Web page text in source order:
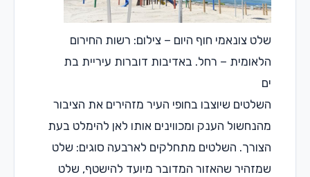
שלט צונאמי חוף היום – צילום: רשות החירום
הלאומית – רחל. באדיבות דוברות עיריית בת
השלטים שיוצבו בחופי העיר מזהירים את הציבור
מהנחשול הענק ומכווינים אותו לאן להימלט בעת
הצורך. השלטים מתחלקים לארבעה סוגים: שלט
שמזהיר שהאזור המדובר מיועד להישטף, שלט